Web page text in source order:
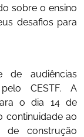
sobre o ensino
desafios para
audiências
CESTF. A
o dia 14 de
continuidade ao
de construção